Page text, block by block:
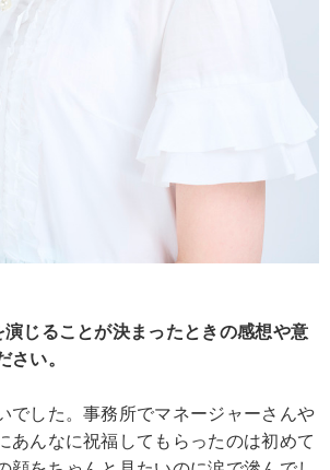
じることが決まったときの感想や意
さい。
でした。事務所でマネージャーさんや
あんなに祝福してもらったのは初めて